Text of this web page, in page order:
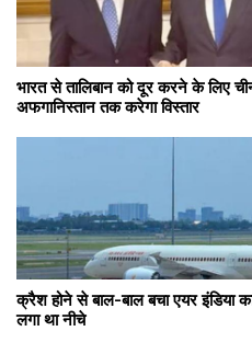
भारत से तालिबान को दूर करने के लिए चीन का नया गेम प्लान, CPEC का
अफगानिस्तान तक करेगा विस्तार
क्रैश होने से बाल-बाल बचा एयर
लगा था नीचे